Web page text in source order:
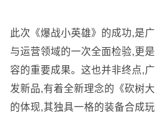
此次《爆战小英雄》的成功,是
与运营领域的一次全面检验,更
容的重要成果。这也并非终点,
发新品,有着全新理念的《砍树
的体现,其独具一格的装备合成